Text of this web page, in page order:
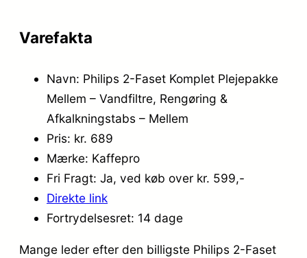
Varefakta
Navn: Philips 2-Faset Komplet Plejepakke
Mellem – Vandfiltre, Rengøring &
Afkalkningstabs – Mellem
Pris: kr. 689
Mærke: Kaffepro
Fri Fragt: Ja, ved køb over kr. 599,-
Direkte link
Fortrydelsesret: 14 dage
Mange leder efter den billigste Philips 2-Faset